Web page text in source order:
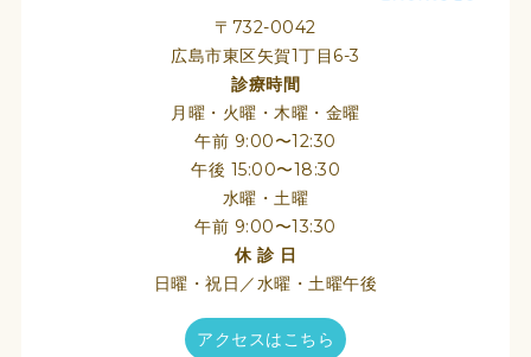
〒732-0042
広島市東区矢賀1丁目6-3
診療時間
月曜・火曜・木曜・金曜
午前 9:00〜12:30
午後 15:00〜18:30
水曜・土曜
午前 9:00〜13:30
休 診 日
日曜・祝日／水曜・土曜午後
アクセスはこちら